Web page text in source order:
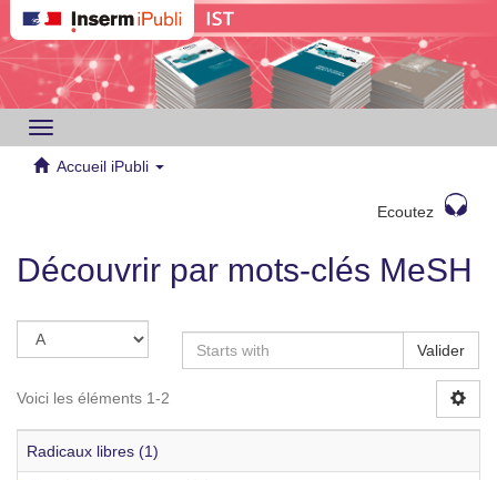
Toggle
navigation
Accueil iPubli
Ecoutez
Découvrir par mots-clés MeSH
Valider
Voici les éléments 1-2
Radicaux libres (1)